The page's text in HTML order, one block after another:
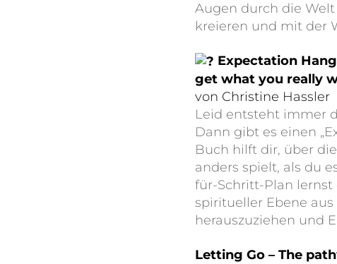
Augen durch die
kreieren und mit der
Expectation
get what you really
von Christine Hassler
Leid entsteht immer
Dann gibt es einen
Buch hilft dir, über
anders spielt, als du
für-Schritt-Plan lernst
spiritueller Ebene
herauszuziehen und
Letting Go – The